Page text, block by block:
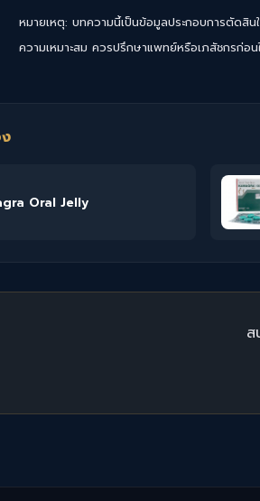
หมายเหตุ: บทความนี้เป็นข้อมูลประกอบการตัดสิน
ความเหมาะสม ควรปรึกษาแพทย์หรือเภสัชกรก่อน
Oral Jelly
ส